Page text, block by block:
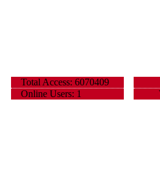
Total Access: 6070409
Online Users: 1